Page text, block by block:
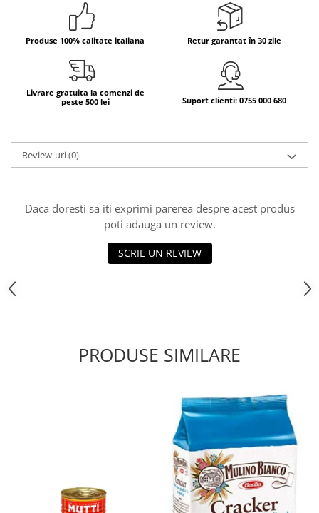
Vinuri italiene
Bauturi aperitive, alcoolice
Sucuri si bauturi racoritoare
Pandoro si Balocco
Produse fara gluten
Produse de patiserie
Produse 100% calitate italiana Retur garantat în 30 zile
Livrare gratuita la comenzi de
peste 500 lei
Suport clienti: 0755 000 680
Review-uri(0)
Daca doresti sa iti exprimi parerea despre acest produs
poti adauga un review.
SCRIE UN REVIEW
PRODUSE SIMILARE